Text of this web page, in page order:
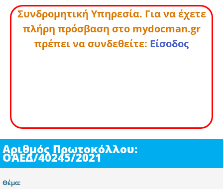
Συνδρομητική Υπηρεσία. Για να έχετε
πλήρη πρόσβαση στο mydocman.gr
πρέπει να συνδεθείτε: Είσοδος
Αριθμός Πρωτοκόλλου:
ΟΑΕΔ/40245/2021
Θέμα: